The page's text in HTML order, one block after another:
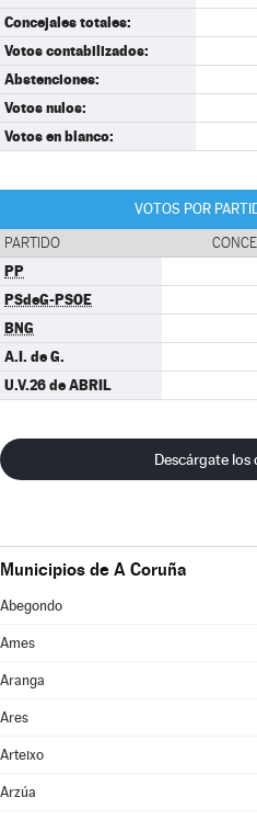
Concejales totales:
Votos contabilizados:
Abstenciones:
Votos nulos:
Votos en blanco:
VOTOS POR
PARTIDO
PP
PSdeG-PSOE
BNG
A.I. de G.
U.V.26 de ABRIL
Descárgate los
Municipios de A Coruña
Abegondo
Ames
Aranga
Ares
Arteixo
Arzúa